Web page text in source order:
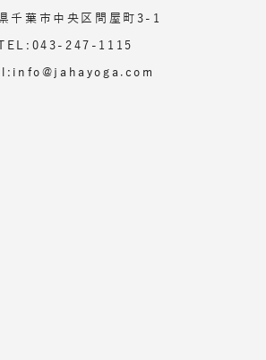
千葉市中央区問屋町3-1
TEL:043-247-1115